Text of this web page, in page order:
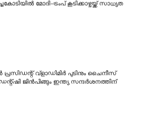
മോദി-ട്രംപ് കൂടിക്കാഴ്ചയ്ക്ക് സാധ്യത
പ്രസിഡന്റ് വ്‌ളാഡിമിർ പുടിനും ചൈനീസ്
ജിൻപിങ്ങും ഇന്ത്യ സന്ദർശനത്തിന്